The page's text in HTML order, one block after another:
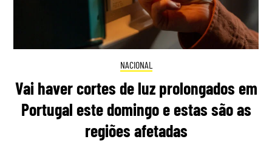
NACIONAL
Vai haver cortes de luz prolongados em
Portugal este domingo e estas são as
regiões afetadas